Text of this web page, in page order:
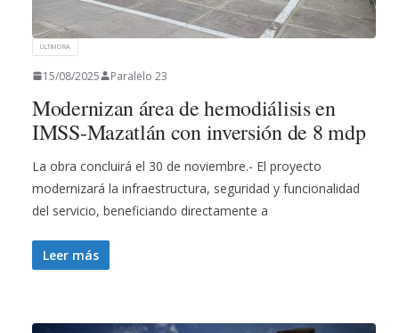
ULTIMORA
15/08/2025 Paralelo 23
Modernizan área de hemodiálisis en
IMSS-Mazatlán con inversión de 8 mdp
La obra concluirá el 30 de noviembre.- El proyecto
modernizará la infraestructura, seguridad y funcionalidad
del servicio, beneficiando directamente a
Leer más